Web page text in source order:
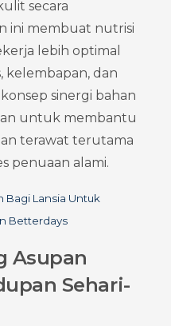
secara
ini membuat nutrisi
lebih optimal
kelembapan, dan
sinergi bahan
untuk membantu
terawat terutama
penuaan alami.
Bagi Lansia Untuk
Betterdays
Asupan
Sehari-